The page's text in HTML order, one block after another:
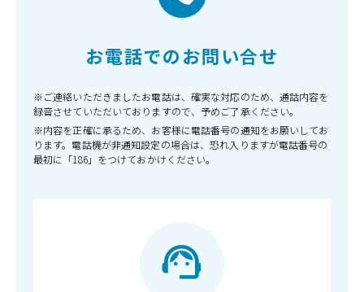
お電話でのお問い合せ
※ご連絡いただきましたお電話は、確実な対応のため、通話内容を
録音させていただいておりますので、予めご了承ください。
※内容を正確に承るため、お客様に電話番号の通知をお願いしてお
ります。電話機が非通知設定の場合は、恐れ入りますが電話番号の
最初に「186」をつけておかけください。